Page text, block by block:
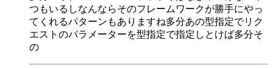
つもいるしなんならそのフレームワークが勝手にやっ
てくれるパターンもありますね多分あの型指定でリク
エストのパラメーターを型指定で指定しとけば多分そ
の